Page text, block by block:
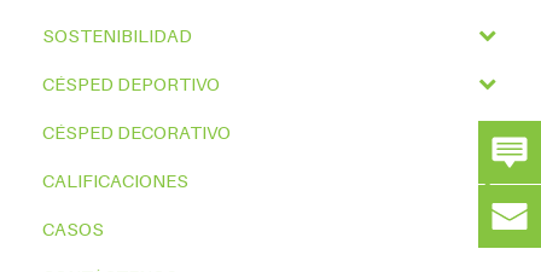
SOSTENIBILIDAD
CÉSPED DEPORTIVO
CÉSPED DECORATIVO
CALIFICACIONES
CASOS